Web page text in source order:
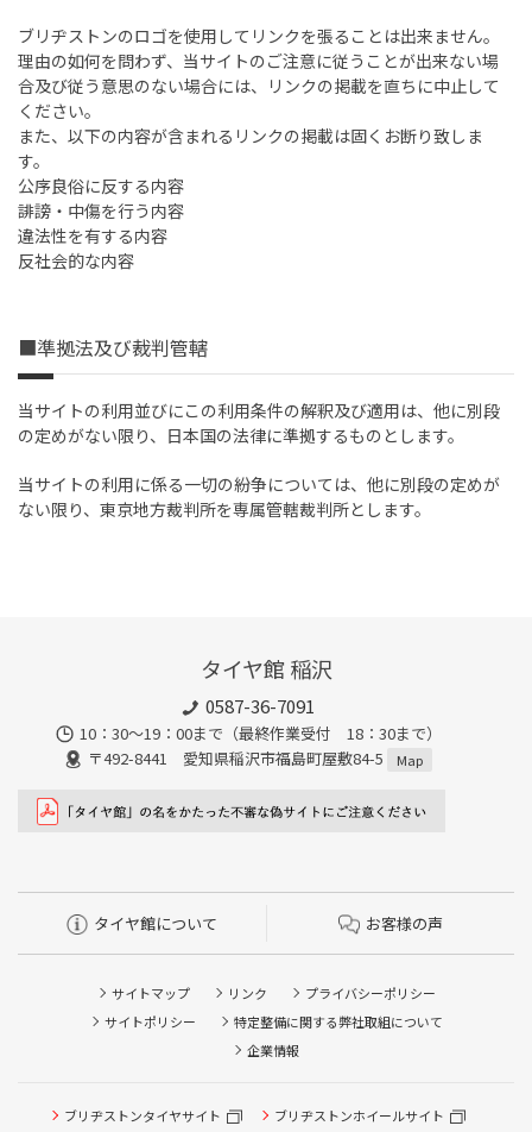
ブリヂストンのロゴを使用してリンクを張ることは出来ません。
理由の如何を問わず、当サイトのご注意に従うことが出来ない場
合及び従う意思のない場合には、リンクの掲載を直ちに中止して
ください。
また、以下の内容が含まれるリンクの掲載は固くお断り致しま
す。
公序良俗に反する内容
誹謗・中傷を行う内容
違法性を有する内容
反社会的な内容
■準拠法及び裁判管轄
当サイトの利用並びにこの利用条件の解釈及び適用は、他に別段
の定めがない限り、日本国の法律に準拠するものとします。
当サイトの利用に係る一切の紛争については、他に別段の定めが
ない限り、東京地方裁判所を専属管轄裁判所とします。
タイヤ館 稲沢
0587-36-7091
10：30～19：00まで（最終作業受付 18：30まで）
〒492-8441 愛知県稲沢市福島町屋敷84-5
Map
タイヤ館について お客様の声
サイトマップ リンク
プライバシーポリシー
サイトポリシー
特定整備に関する弊社取組について
企業情報
ブリヂストンタイヤサイト ブリヂストンホイールサイト
タイヤ点検・安全点検/タイヤ履き替え/オイル交換/その他